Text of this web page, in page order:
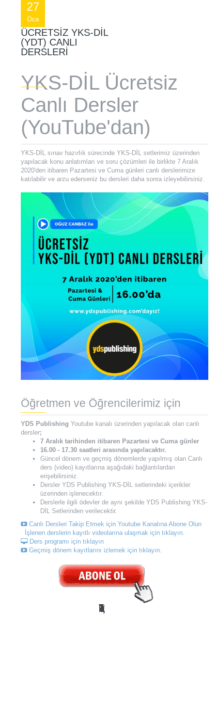
27
Oca
ÜCRETSIZ YKS-DİL
(YDT) CANLI
DERSLERI
YKS-DİL Ücretsiz
Canlı Dersler
(YouTube'dan)
YKS-DİL sınav hazırlık sürecinde YKS-DİL setlerimiz üzerinden
yapılacak konu anlatımları ve soru çözümleri ile birlikte 7 Aralık
2020'den itibaren Pazartesi ve Cuma günleri canlı derslerimize
katılabilir ve arzu ederseniz bu dersleri daha sonra izleyebilirsiniz.
Öğretmen ve Öğrencilerimiz için
YDS Publishing Youtube kanalı üzerinden yapılacak olan canlı
dersler;
7 Aralık tarihinden itibaren Pazartesi ve Cuma günler
16.00 - 17.30 saatleri arasında yapılacaktır.
Güncel dönem ve geçmiş dönemlerde yapılmış olan Canlı
ders (video) kayıtlarına aşağıdaki bağlantılardan
erişebilirsiniz.
Dersler YDS Publishing YKS-DİL setlerindeki içerikler
üzerinden işlenecektır.
Derslerle ilgili ödevler de aynı şekilde YDS Publishing YKS-
DİL Setlerinden verilecektir.
Canlı Dersleri Takip Etmek için Youtube Kanalına Abone Olun
İşlenen derslerin kayıtlı videolarına ulaşmak için tıklayın.
Ders programı için tıklayın
Geçmiş dönem kayıtlarını izlemek için tıklayın.